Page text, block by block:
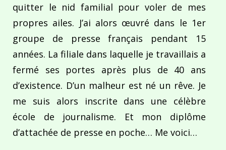
quitter le nid familial pour voler de mes
propres ailes. J’ai alors œuvré dans le 1er
groupe de presse français pendant 15
années. La filiale dans laquelle je travaillais a
fermé ses portes après plus de 40 ans
d’existence. D’un malheur est né un rêve. Je
me suis alors inscrite dans une célèbre
école de journalisme. Et mon diplôme
d’attachée de presse en poche… Me voici…